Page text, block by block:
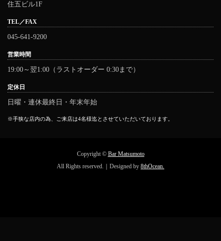
住五ビル1F
TEL／FAX
045-641-9200
営業時間
19:00～翌1:00（ラストオーダー 0:30まで）
定休日
日曜・連休最終日・年末年始
※手狭な店内の為、ご来店は4名様迄とさせていただいております。
Copyright © Bar Matsumoto
All Rights reserved.｜Designed by 8thOcean.